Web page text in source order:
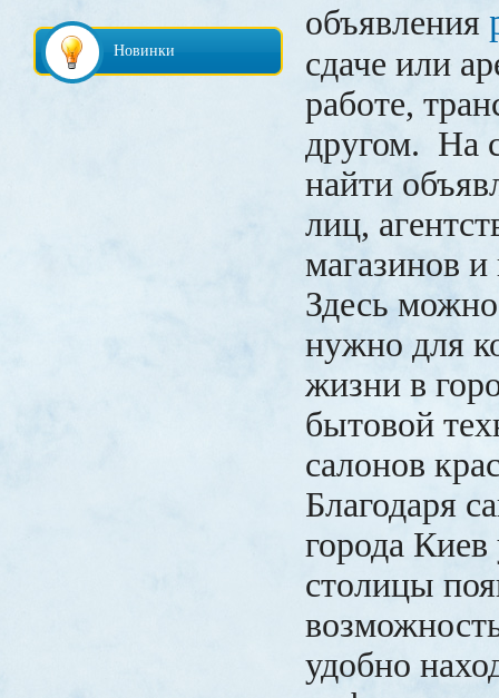
Новинки
объявления
сдаче или
работе,
другом. На
найти
лиц,
магазинов
Здесь
нужно для
жизни в
бытовой
салонов
Благодаря
города
столицы
удобно